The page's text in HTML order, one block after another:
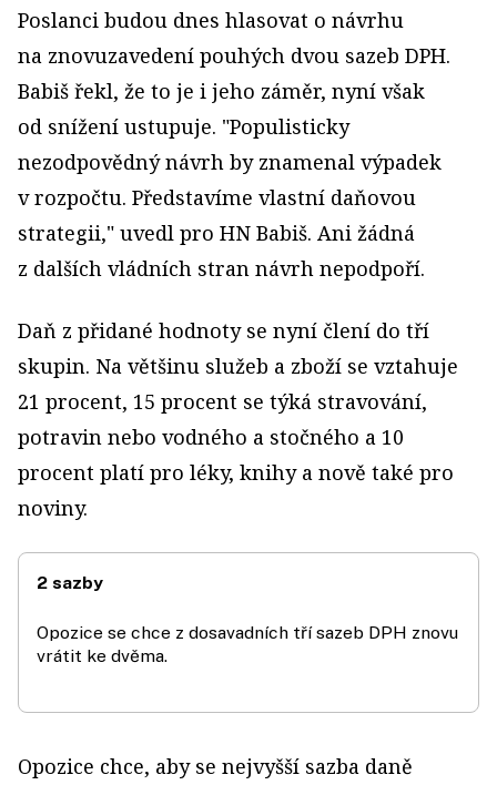
Poslanci budou dnes hlasovat o návrhu
na znovuzavedení pouhých dvou sazeb DPH.
Babiš řekl, že to je i jeho záměr, nyní však
od snížení ustupuje. "Populisticky
nezodpovědný návrh by znamenal výpadek
v rozpočtu. Představíme vlastní daňovou
strategii," uvedl pro HN Babiš. Ani žádná
z dalších vládních stran návrh nepodpoří.
Daň z přidané hodnoty se nyní člení do tří
skupin. Na většinu služeb a zboží se vztahuje
21 procent, 15 procent se týká stravování,
potravin nebo vodného a stočného a 10
procent platí pro léky, knihy a nově také pro
noviny.
2 sazby
Opozice se chce z dosavadních tří sazeb DPH znovu
vrátit ke dvěma.
Opozice chce, aby se nejvyšší sazba daně